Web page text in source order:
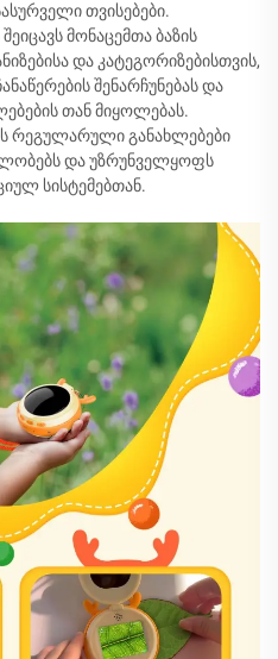
თვისებები.
მონაცემთა ბაზის
და კატეგორიზებისთვის,
შენარჩუნებას და
თან მიყოლებას.
რეგულარული განახლებები
და უზრუნველყოფს
სისტემებთან.